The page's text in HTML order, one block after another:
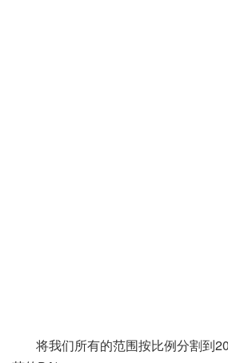
将我们所有的范围按比例分割到